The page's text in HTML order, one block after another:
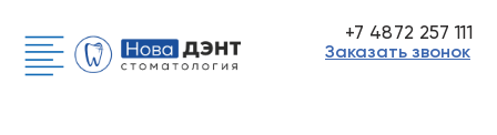
+7 4872 257 111
Заказать звонок